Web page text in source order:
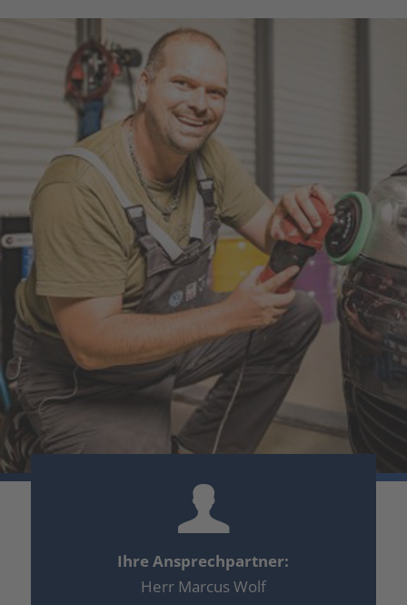
Ihre Ansprechpartner:
Herr Marcus Wolf